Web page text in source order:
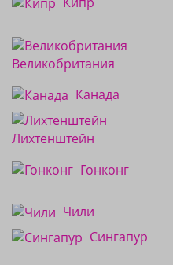
Великобритания
Канада
Лихтенштейн
Гонконг
Чили
Сингапур